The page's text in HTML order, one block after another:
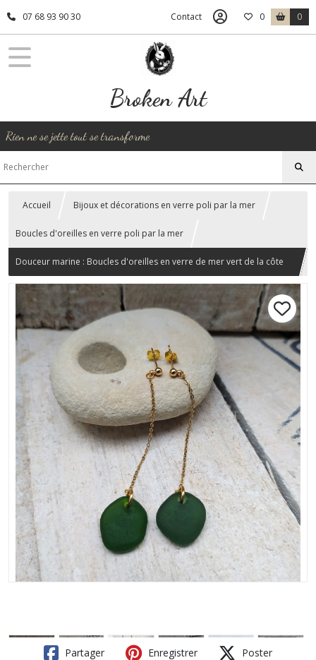
07 68 93 90 30 Contact 0 0
Broken Art
Rien ne se jette tout se transforme
Accueil Bijoux et décorations en verre poli par la mer
Boucles d'oreilles en verre poli par la mer
Douceur marine : Boucles d'oreilles en verre de mer vert de la côte
d'opale acier inoxydable doré
Partager Enregistrer Poster